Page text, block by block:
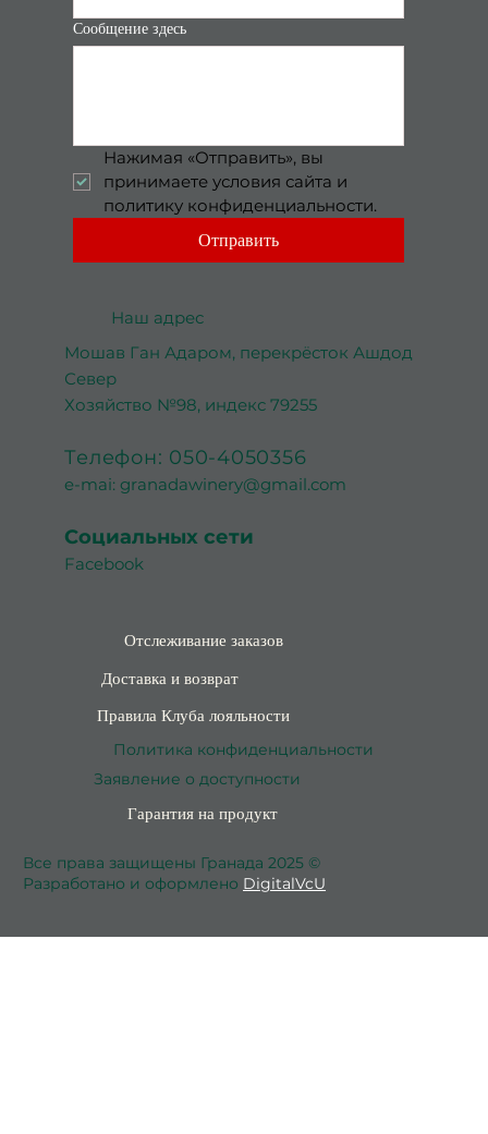
Сообщение здесь
Нажимая «Отправить», вы
принимаете условия сайта и
политику конфиденциальности.
Отправить
Наш адрес
Мошав Ган Адаром, перекрёсток Ашдод
Север
Хозяйство №98, индекс 79255
Телефон: 050-4050356
e-mai:granadawinery@gmail.com
Социальных сети
Facebook
Отслеживание заказов
Доставка и возврат
Правила Клуба лояльности
Политика конфиденциальности
Заявление о доступности
Гарантия на продукт
Все права защищены Гранада 2025 ©
Разработано и оформлено DigitalVcU